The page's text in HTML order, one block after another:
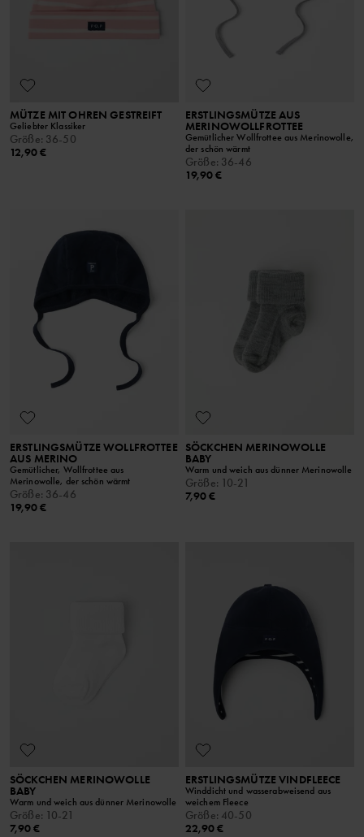
MÜTZE MIT OHREN GESTREIFT
Geliebter Klassiker
Größe: 36-50
12,90 €
ERSTLINGSMÜTZE AUS
MERINOWOLLFROTTEE
Gemütlicher Wollfrottee aus Merinowolle,
der schön wärmt
Größe: 36-46
19,90 €
ERSTLINGSMÜTZE WOLLFROTTEE
AUS MERINO
Gemütlicher, Wollfrottee aus
Merinowolle, der schön wärmt
Größe: 36-46
19,90 €
SÖCKCHEN MERINOWOLLE
BABY
Warm und weich aus dünner Merinowolle
Größe: 10-21
7,90 €
SÖCKCHEN MERINOWOLLE
BABY
Warm und weich aus dünner Merinowolle
Größe: 10-21
7,90 €
ERSTLINGSMÜTZE VINDFLEECE
Winddicht und wasserabweisend aus
weichem Fleece
Größe: 40-50
22,90 €